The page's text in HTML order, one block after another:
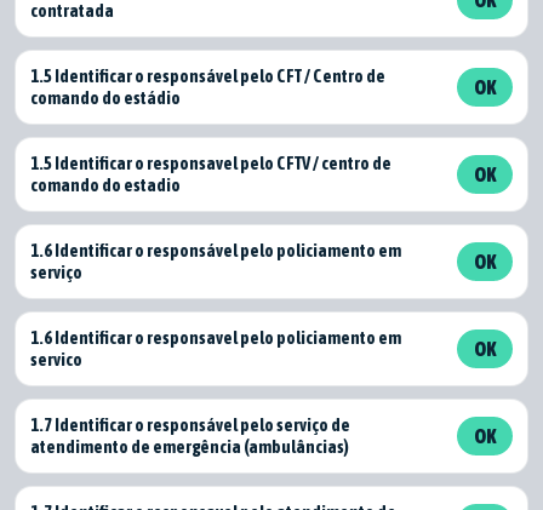
contratada
1.5 Identificar o responsável pelo CFT / Centro de
comando do estádio
OK
1.5 Identificar o responsavel pelo CFTV / centro de
comando do estadio
OK
1.6 Identificar o responsável pelo policiamento em
serviço
OK
1.6 Identificar o responsavel pelo policiamento em
servico
OK
1.7 Identificar o responsável pelo serviço de
atendimento de emergência (ambulâncias)
OK